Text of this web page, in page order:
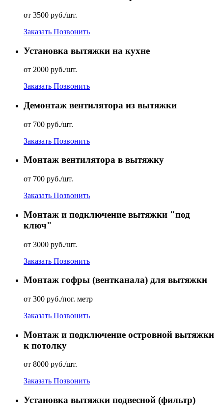
от 3500 руб./шт.
Заказать Позвонить
Установка вытяжки на кухне
от 2000 руб./шт.
Заказать Позвонить
Демонтаж вентилятора из вытяжки
от 700 руб./шт.
Заказать Позвонить
Монтаж вентилятора в вытяжку
от 700 руб./шт.
Заказать Позвонить
Монтаж и подключение вытяжки "под
ключ"
от 3000 руб./шт.
Заказать Позвонить
Монтаж гофры (вентканала) для вытяжки
от 300 руб./пог. метр
Заказать Позвонить
Монтаж и подключение островной вытяжки
к потолку
от 8000 руб./шт.
Заказать Позвонить
Установка вытяжки подвесной (фильтр)